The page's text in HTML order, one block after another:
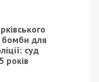
бомби для
суд
років